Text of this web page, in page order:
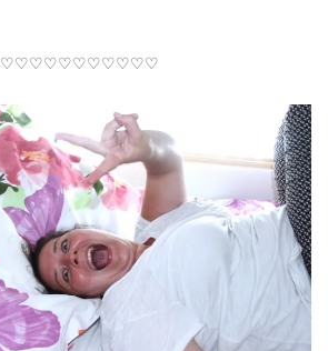
♡♡♡♡♡♡♡♡♡♡♡